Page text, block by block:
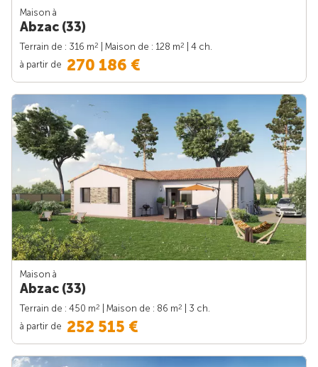
Maison à
Abzac (33)
Terrain de : 316 m2 | Maison de : 128 m2
| 4 ch.
à partir de 270 186 €
Maison à
Abzac (33)
Terrain de : 450 m2 | Maison de : 86 m2
| 3 ch.
à partir de 252 515 €